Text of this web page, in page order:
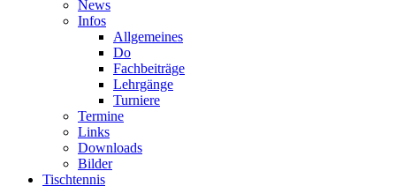
News
Infos
Allgemeines
Do
Fachbeiträge
Lehrgänge
Turniere
Termine
Links
Downloads
Bilder
Tischtennis